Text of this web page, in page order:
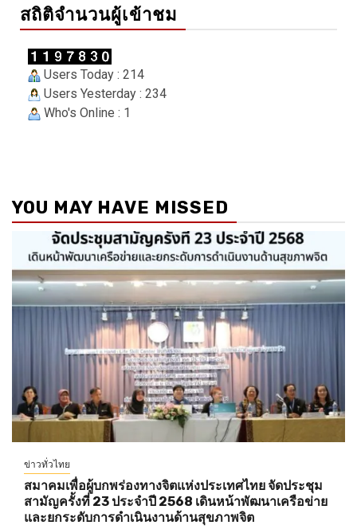
สถิติจำนวนผู้เข้าชม
Users Today : 214
Users Yesterday : 234
Who's Online : 1
YOU MAY HAVE MISSED
ข่าวทั่วไทย
สมาคมเพื่อผู้บกพร่องทางจิตแห่งประเทศไทย จัดประชุม
สามัญครั้งที่ 23 ประจำปี 2568 เดินหน้าพัฒนาเครือข่าย
และยกระดับการดำเนินงานด้านสุขภาพจิต